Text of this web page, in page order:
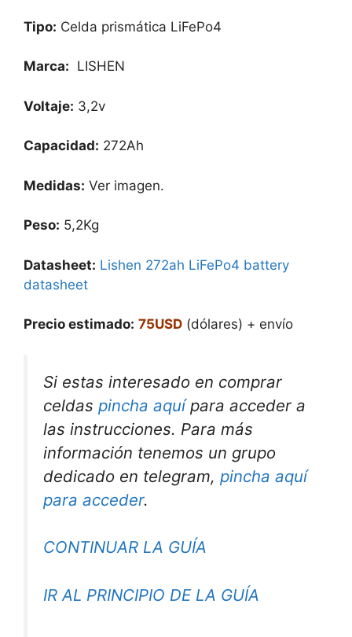
Tipo: Celda prismática LiFePo4
Marca: LISHEN
Voltaje: 3,2v
Capacidad: 272Ah
Medidas: Ver imagen.
Peso: 5,2Kg
Datasheet: Lishen 272ah LiFePo4 battery
datasheet
Precio estimado: 75USD (dólares) + envío
Si estas interesado en comprar
celdas pincha aquípara acceder a
las instrucciones. Para más
información tenemos un grupo
dedicado en telegram, pincha aquí
para acceder.
CONTINUAR LA GUÍA
IR AL PRINCIPIO DE LA GUÍA